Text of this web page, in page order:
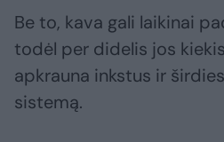
Be to, kava gali laikinai
todėl per didelis jos
apkrauna inkstus ir
sistemą.